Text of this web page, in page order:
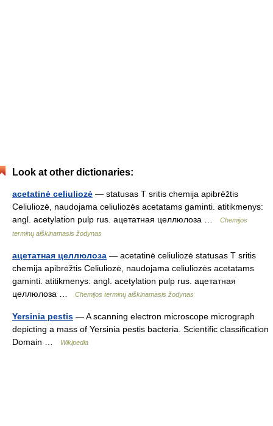
Look at other dictionaries:
acetatinė celiuliozė — statusas T sritis chemija apibrėžtis
Celiuliozė, naudojama celiuliozės acetatams gaminti. atitikmenys:
angl. acetylation pulp rus. ацетатная целлюлоза …
Chemijos
terminų aiškinamasis žodynas
ацетатная целлюлоза — acetatinė celiuliozė statusas T sritis
chemija apibrėžtis Celiuliozė, naudojama celiuliozės acetatams
gaminti. atitikmenys: angl. acetylation pulp rus. ацетатная
целлюлоза …
Chemijos terminų aiškinamasis žodynas
Yersinia pestis — A scanning electron microscope micrograph
depicting a mass of Yersinia pestis bacteria. Scientific classification
Domain …
Wikipedia